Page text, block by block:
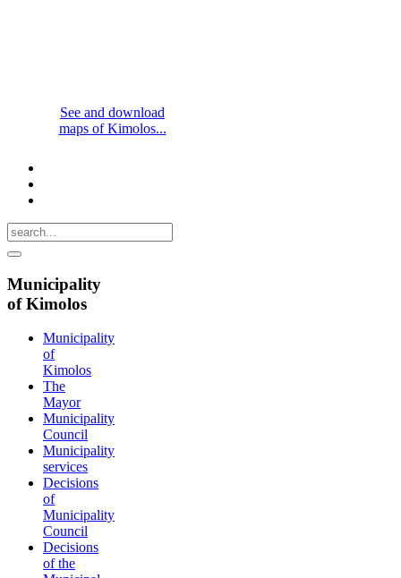
See and download
maps of Kimolos...
Municipality
of Kimolos
Municipality
of
Kimolos
The
Mayor
Municipality
Council
Municipality
services
Decisions
of
Municipality
Council
Decisions
of the